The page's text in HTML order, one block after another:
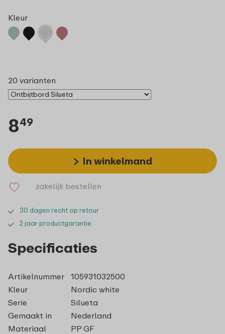
Kleur
20 varianten
849
In winkelmand
zakelijk bestellen
30 dagen recht op retour
2 jaar productgarantie
Specificaties
Artikelnummer
105931032500
Kleur
Nordic white
Serie
Silueta
Gemaakt in
Nederland
Materiaal
PP GF